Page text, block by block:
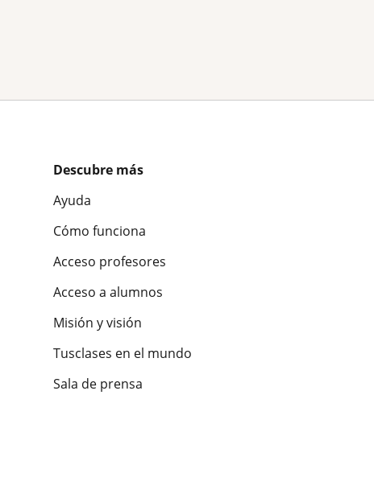
Descubre más
Ayuda
Cómo funciona
Acceso profesores
Acceso a alumnos
Misión y visión
Tusclases en el mundo
Sala de prensa